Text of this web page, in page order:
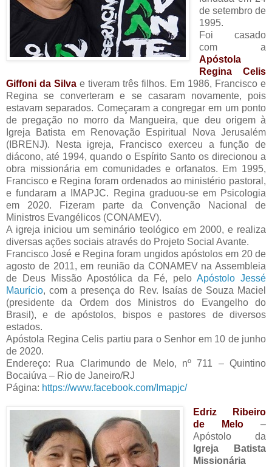
de setembro de
1995.
Foi casado
com a
Apóstola
Regina Celis
Giffoni da Silva e tiveram três filhos. Em 1986, Francisco e
Regina se converteram e se casaram novamente, pois
estavam separados. Começaram a congregar em um ponto
de pregação no morro da Mangueira, que deu origem à
Igreja Batista em Renovação Espiritual Nova Jerusalém
(IBRENJ). Nesta igreja, Francisco exerceu a função de
diácono, até 1994, quando o Espírito Santo os direcionou a
obra missionária em comunidades e orfanatos. Em 1995,
Francisco e Regina foram ordenados ao ministério pastoral,
e fundaram a IMAPJC. Regina graduou-se em Psicologia
em 2020. Fizeram parte da Convenção Nacional de
Ministros Evangélicos (CONAMEV).
A igreja iniciou um seminário teológico em 2000, e realiza
diversas ações sociais através do Projeto Social Avante.
Francisco José e Regina foram ungidos apóstolos em 20 de
agosto de 2011, em reunião da CONAMEV na Assembleia
de Deus Missão Apostólica da Fé, peloApóstolo Jessé
Maurício, com a presença do Rev. Isaías de Souza Maciel
(presidente da Ordem dos Ministros do Evangelho do
Brasil), e de apóstolos, bispos e pastores de diversos
estados.
Apóstola Regina Celis partiu para o Senhor em 10 de junho
de 2020.
Endereço: Rua Clarimundo de Melo, nº 711 – Quintino
Bocaiúva – Rio de Janeiro/RJ
Página: https://www.facebook.com/Imapjc/
Edriz Ribeiro
de Melo–
Apóstolo da
Igreja Batista
Missionária